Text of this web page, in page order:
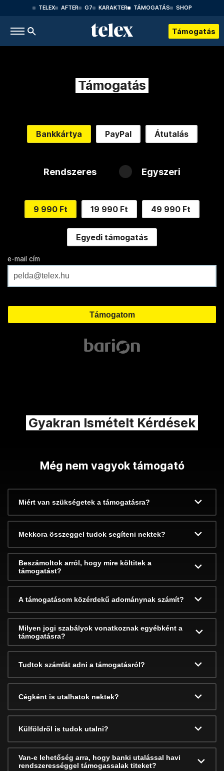
TELEX AFTER G7 KARAKTER TÁMOGATÁS SHOP
Támogatás
Támogatás
Bankkártya PayPal Átutalás
Rendszeres Egyszeri
9 990 Ft 19 990 Ft 49 990 Ft
Egyedi támogatás
e-mail cím
Gyakran Ismételt Kérdések
Még nem vagyok támogató
Miért van szükségetek a támogatásra?
Mekkora összeggel tudok segíteni nektek?
Beszámoltok arról, hogy mire költitek a
támogatást?
A támogatásom közérdekű adománynak számít?
Milyen jogi szabályok vonatkoznak egyébként a
támogatásra?
Tudtok számlát adni a támogatásról?
Cégként is utalhatok nektek?
Külföldről is tudok utalni?
Van-e lehetőség arra, hogy banki utalással havi
rendszerességgel támogassalak titeket?